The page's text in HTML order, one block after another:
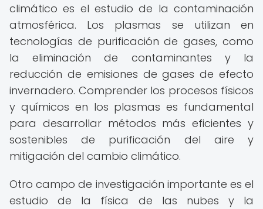
climático es el estudio de la contaminación
atmosférica. Los plasmas se utilizan en
tecnologías de purificación de gases, como
la eliminación de contaminantes y la
reducción de emisiones de gases de efecto
invernadero. Comprender los procesos físicos
y químicos en los plasmas es fundamental
para desarrollar métodos más eficientes y
sostenibles de purificación del aire y
mitigación del cambio climático.
Otro campo de investigación importante es el
estudio de la física de las nubes y la